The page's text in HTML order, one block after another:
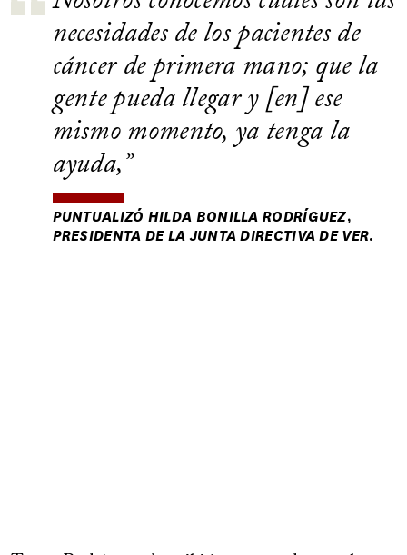
necesidades de los pacientes de
cáncer de primera mano; que la
gente pueda llegar y [en] ese
mismo momento, ya tenga la
ayuda,
PUNTUALIZÓ HILDA BONILLA RODRÍGUEZ,
PRESIDENTA DE LA JUNTA DIRECTIVA DE VER.